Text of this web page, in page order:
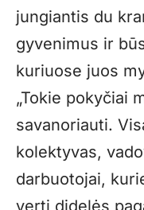
jungiantis du
gyvenimus ir
kuriuose juos
„Tokie pokyčiai
savanoriauti.
kolektyvas,
darbuotojai,
verti didelės